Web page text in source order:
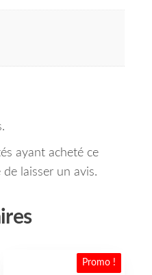
ayant acheté ce
laisser un avis.
Promo !